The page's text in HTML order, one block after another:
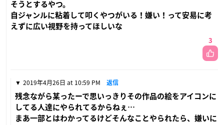
そうとするやつ。
自ジャンルに粘着して叩くやつがいる！嫌い！って安易に考
えずに広い視野を持ってほしいな
3
2019年4月26日 at 10:59 PM 返信
残念ながら某ったーで思いっきりその作品の絵をアイコンに
してる人達にやられてるからねぇ…
まあ一部とはわかってるけどそんなことやられたら、嫌いに